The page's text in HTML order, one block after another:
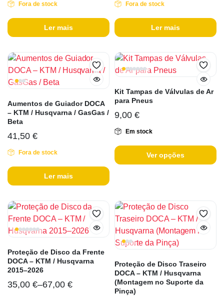
Fora de stock
Ler mais
Fora de stock
Ler mais
Aumentos de Guiador DOCA
– KTM / Husqvarna / GasGas /
Beta
41,50 €
Fora de stock
Ler mais
Kit Tampas de Válvulas de Ar
para Pneus
9,00 €
Em stock
Ver opções
Proteção de Disco da Frente
DOCA – KTM / Husqvarna
2015–2026
35,00 €–67,00 €
Proteção de Disco Traseiro
DOCA – KTM / Husqvarna
(Montagem no Suporte da
Pinça)